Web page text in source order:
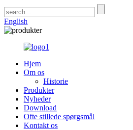
English
Hjem
Om os
Historie
Produkter
Nyheder
Download
Ofte stillede spørgsmål
Kontakt os